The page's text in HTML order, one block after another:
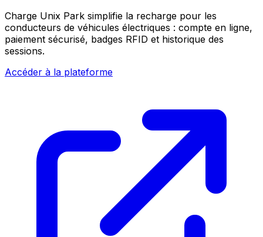
Charge Unix Park simplifie la recharge pour les
conducteurs de véhicules électriques : compte en ligne,
paiement sécurisé, badges RFID et historique des
sessions.
Accéder à la plateforme